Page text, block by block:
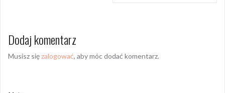
Dodaj komentarz
Musisz sięzalogować, aby móc dodać komentarz.